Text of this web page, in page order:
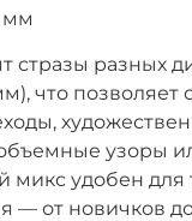
мм
стразы разных
что позволяет
узоры
микс удобен для
— от новичков